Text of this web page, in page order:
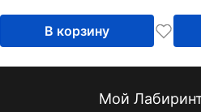
В корзину
Мой